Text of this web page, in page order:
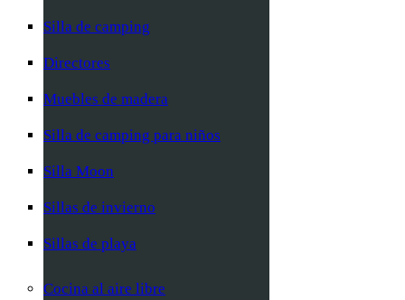
Silla de camping
Directores
Muebles de madera
Silla de camping para niños
Silla Moon
Sillas de invierno
Sillas de playa
Cocina al aire libre